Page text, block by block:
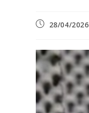
Post28/04/2026